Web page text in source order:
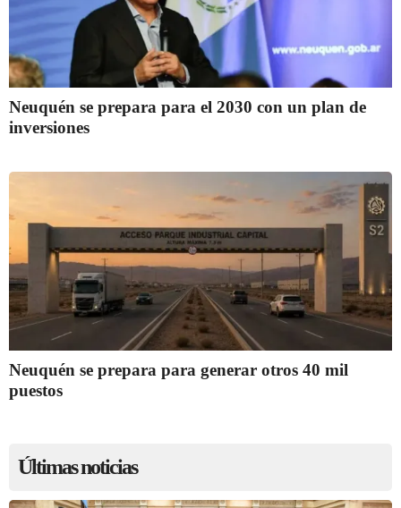
Neuquén se prepara para el 2030 con un plan de
inversiones
Neuquén se prepara para generar otros 40 mil
puestos
Últimas noticias